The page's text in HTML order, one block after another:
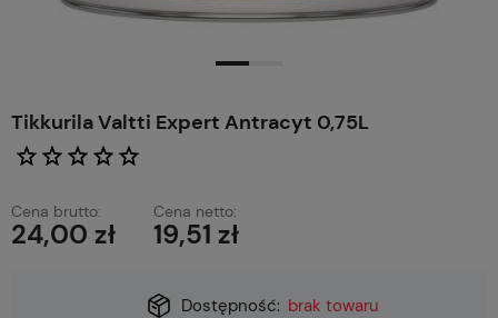
Tikkurila Valtti Expert Antracyt 0,75L
Cena brutto:
24,00 zł
Cena netto:
19,51 zł
Dostępność: brak towaru